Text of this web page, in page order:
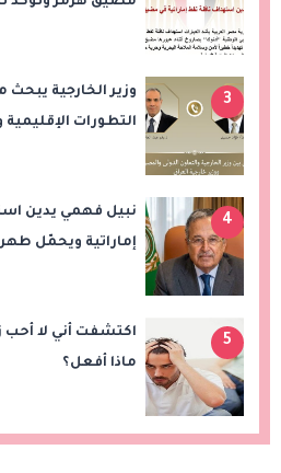
3
وزير الخارجية يبحث
التطورات الإقليمية
4
نبيل فهمي يدين
إماراتية ويحمّل
5
اكتشفت أني لا أحب
ماذا أفعل؟